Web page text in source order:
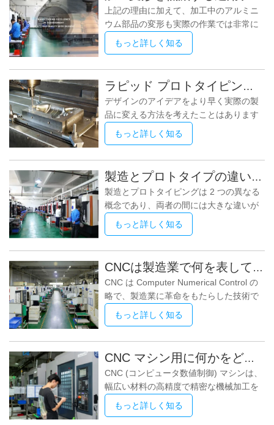
軸という 3 つの基本軸があります。これ
らの軸方向の動きを制御することにより
至るまで、いくつかのステップを含む複
雑なプロセスです。最終製品の品質と精
度を確保するには、専門知識、ハイエン
ドの設備、最先端の技術が必要です。鋼
加工プロセスに含まれる基本的な手順は
次のとおりです。 1.設計と計画:最初のス
テップは、顧客の要件に基づいた製品の
設計と計画です。次に、製品はコンピュ
ータ支援設計 (CAD)
上記の理由に加えて、加工中のアルミニ
ウム部品の変形も実際の作業では非常に
重要です。 1. 取り代が大きい部品の場
合、加工時の放熱状態を良くし、熱の集
ってください。厚さ90mmの板材を
60mmに加工する必要がある場合、片面
をフライス加工し、すぐにもう一方の面
をフライス加工し、最終サイズまで一気
に加工した後の平面度が5mmに達した場
合、繰返し対称加工の場合、最終寸法ま
で各辺を2回加工し、平面度0.3mmを確
保します。 2. 板金部品に複数のキャビテ
ィがある場合、加工中に各キャビティに
1 つのキャビティを使用する連続処理方
法を使用することはお勧めできません。
もっと詳しく知る
ラピッド プロトタイピングは 3D プリントと同じですか?
デザインのアイデアをより早く実際の製
品に変える方法を考えたことはあります
か?今日の急速な技術開発の時代におい
て、ラピッド プロトタイピングと 3D プ
います。しかし、多くの人はこれら 2 つ
の概念を混同し、同じテクノロジーだと
考えています。では、ラピッド プロトタ
イピングと 3D プリンティングの違いは
何でしょうか?この記事では、詳細な回答
を提供します。 まず、ラピッド プロトタ
イピングの概念を理解しましょう。ラピ
ッド プロトタイピングは、主に手動生
産、射出成形、鋳造などの方法を含む、
製品モデルを迅速に生産できる技術で
す。ラピッド プロトタイピングは、
もっと詳しく知る
製造とプロトタイプの違いは何ですか?
製造とプロトタイピングは 2 つの異なる
概念であり、両者の間には大きな違いが
あります。 製造とは、大規模な製品を生
産および製造するプロセスを指します。
プロセスを使用して、高品質の製品を生
産し、市場の需要を満たすことができる
ようにする必要があります。通常、製造
には多くの資本、時間、人的資源が必要
であり、生産プロセスを円滑に進めるた
めには高度な組織力と管理能力が必要で
す。製造とは、商品を生産するプロセス
を指し、通常は大量生産と生産ラインを
使用して一連の同一製品を生産します。
一方、プロトタイピングとは、新製品の
プロトタイプを作成したり、
もっと詳しく知る
CNCは製造業で何を表していますか?
CNC は Computer Numerical Control の
略で、製造業に革命をもたらした技術で
す。これは、コンピューター ソフトウェ
アを使用して工作機械を制御し、複雑な
の精度と効率が大幅に向上し、高品質の
製品をこれまでにない速さで製造できる
ようになりました。 CNC の基本原理に
は、一連の数値コマンドによって工作機
械の動きを制御するコンピューターのプ
もっと詳しく知る
CNC マシン用に何かをどのように設計しますか?
CNC (コンピュータ数値制御) マシンは、
幅広い材料の高精度で精密な機械加工を
可能にすることで、製造業に革命をもた
らしました。 CNC マシン用に何かを設
もっと詳しく知る